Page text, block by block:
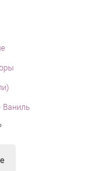
Ваниль